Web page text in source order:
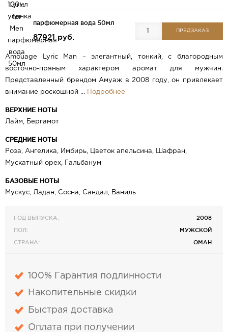
парфюмерная вода 50мл
87921 руб.
ПРЕДЗАКАЗ
Amouage Lyric Man – элегантный, тонкий, с благородным
восточно-пряным характером аромат для мужчин.
Представленный брендом Амуаж в 2008 году, он привлекает
внимание роскошной ... Подробнее
ВЕРХНИЕ НОТЫ
Лайм, Бергамот
СРЕДНИЕ НОТЫ
Роза, Ангелика, Имбирь, Цветок апельсина, Шафран,
Мускатный орех, Гальбанум
БАЗОВЫЕ НОТЫ
Мускус, Ладан, Сосна, Сандал, Ваниль
ГОД ВЫПУСКА:
2008
ПОЛ:
МУЖСКОЙ
СТРАНА:
ОМАН
100% Гарантия подлинности
Накопительные скидки
Быстрая доставка
Оплата при получении